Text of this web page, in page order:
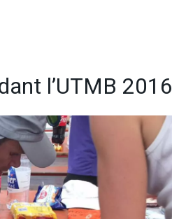
l’UTMB 2016